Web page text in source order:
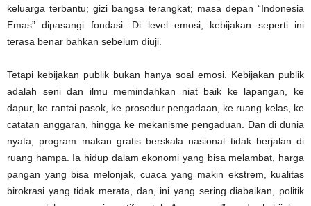
keluarga terbantu; gizi bangsa terangkat; masa depan “Indonesia
Emas” dipasangi fondasi. Di level emosi, kebijakan seperti ini
terasa benar bahkan sebelum diuji.
Tetapi kebijakan publik bukan hanya soal emosi. Kebijakan publik
adalah seni dan ilmu memindahkan niat baik ke lapangan, ke
dapur, ke rantai pasok, ke prosedur pengadaan, ke ruang kelas, ke
catatan anggaran, hingga ke mekanisme pengaduan. Dan di dunia
nyata, program makan gratis berskala nasional tidak berjalan di
ruang hampa. Ia hidup dalam ekonomi yang bisa melambat, harga
pangan yang bisa melonjak, cuaca yang makin ekstrem, kualitas
birokrasi yang tidak merata, dan, ini yang sering diabaikan, politik